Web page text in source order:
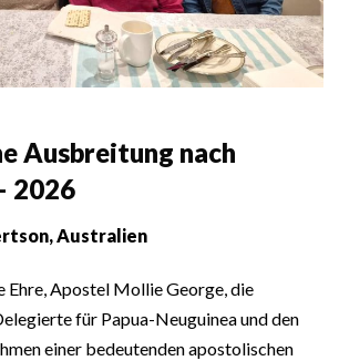
Ausbreitung nach
2026
Australien
Ehre, Apostel Mollie George, die
für Papua-Neuguinea und den
einer bedeutenden apostolischen